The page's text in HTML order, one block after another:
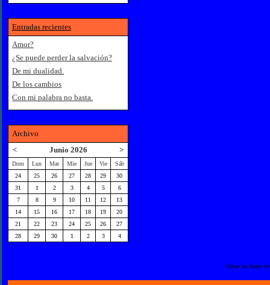
Entradas recientes
Amor?
¿Se puede perder la salvación?
De mi dualidad.
De los cambios
Con mi palabra no basta.
Archivo
<
>
Junio 2026
Dom Lun Mar Mie Jue Vie
Sáb
24
25 26 27 28 29
30
31
1 2 3 4 5
6
7
8 9 10 11 12
13
14
15 16 17 18 19
20
21
22 23 24 25 26
27
28
29 30 1 2 3 4
Todas las horas